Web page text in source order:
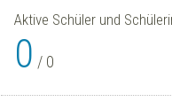
Aktive Schüler und
0 / 0